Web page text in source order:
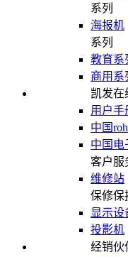
系列
海报机
系列
教育系
商用系
凯发在
用户手
中国
中国电
客户服
维修站
保修保
显示设
投影机
经销伙